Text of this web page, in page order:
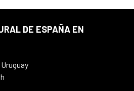
DE ESPAÑA EN